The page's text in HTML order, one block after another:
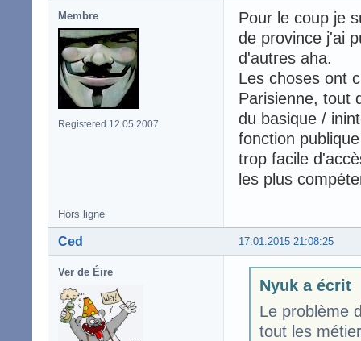
Membre
Registered 12.05.2007
Pour le coup je
de province j'ai
d'autres aha.
Les choses ont
Parisienne, tout
du basique /
fonction
trop facile
les plus
Hors ligne
17.01.2015 21:08:25
Ced
Ver de Éire
Nyuk a écrit
Le problème
tout les